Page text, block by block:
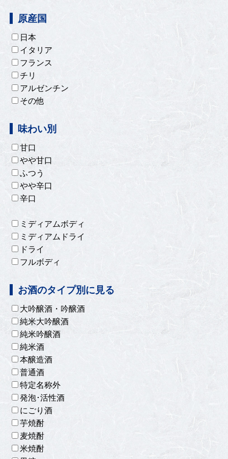
原産国
日本
イタリア
フランス
チリ
アルゼンチン
その他
味わい別
甘口
やや甘口
ふつう
やや辛口
辛口
ミディアムボディ
ミディアムドライ
ドライ
フルボディ
お酒のタイプ別に見る
大吟醸酒・吟醸酒
純米大吟醸酒
純米吟醸酒
純米酒
本醸造酒
普通酒
特定名称外
発泡･活性酒
にごり酒
芋焼酎
麦焼酎
米焼酎